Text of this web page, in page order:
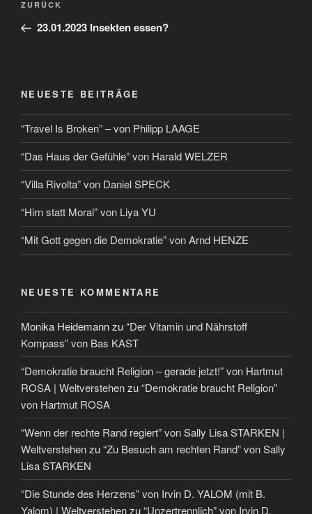
ZURÜCK
23.01.2023 Insekten essen?
NEUESTE BEITRÄGE
“Travel Is Broken” – von Philipp LAAGE
“Das Haus der Gefühle” von Harald WELZER
“Villa Rivolta” von Daniel SPECK
“Hirn statt Moral” von Liya YU
“Mit Gott gegen die Demokratie” von Arnd HENZE
NEUESTE KOMMENTARE
Monika Heidemannzu“Der Vitamin und Nährstoff
Kompass” von Bas KAST
“Demokratie braucht Religion – gerade jetzt!” von Hartmut
ROSA | Weltverstehenzu“Demokratie braucht Religion”
von Hartmut ROSA
“Wenn der rechte Rand regiert” von Sally Lisa STARKEN |
Weltverstehenzu“Zu Besuch am rechten Rand” von Sally
Lisa STARKEN
“Die Stunde des Herzens” von Irvin D. YALOM (mit B.
Yalom) | Weltverstehenzu“Unzertrennlich” von Irvin D.